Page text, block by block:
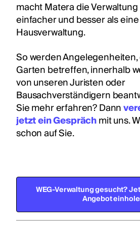
macht Matera die
einfacher und besser als
Hausverwaltung.
So werden
Garten betreffen, innerhalb
von unseren Juristen oder
Bausachverständigern
Sie mehr erfahren? Dann
jetzt ein Gesprächmit uns.
schon auf Sie.
WEG-Verwaltung gesucht?
Angebot